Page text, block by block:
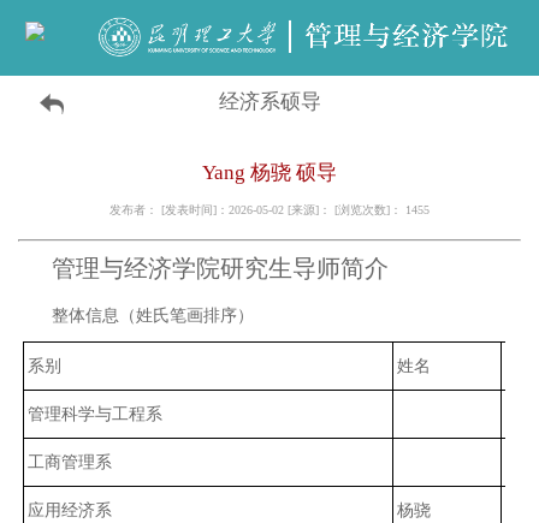
经济系硕导
Yang 杨骁 硕导
发布者： [发表时间]：2026-05-02 [来源]： [浏览次数]： 1455
管理与经济学院研究生导师简介
整体信息（姓氏笔画排序）
系别 姓名
管理科学与工程系
工商管理系
应用经济系 杨骁